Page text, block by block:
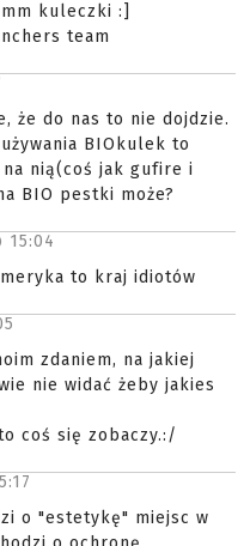
kuleczki :]
team
że do nas to nie dojdzie.
BIOkulek to
nią(coś jak gufire i
BIO pestki może?
15:04
to kraj idiotów
zdaniem, na jakiej
nie widać żeby jakies
coś się zobaczy.:/
o "estetykę" miejsc w